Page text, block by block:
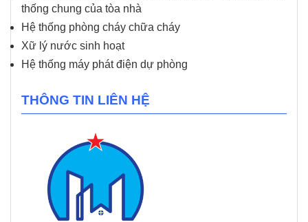
thống chung của tòa nhà
Hệ thống phòng cháy chữa cháy
Xữ lý nước sinh hoạt
Hệ thống máy phát điện dự phòng
THÔNG TIN LIÊN HỆ